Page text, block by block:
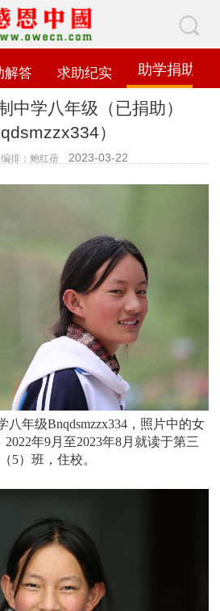
解答 求助纪实 助学捐助
中学八年级（已捐助）
）
排：鲍红蓓 2023-03-22
八年级Bnqdsmzzx334，照片中的女
2022年9月至2023年8月就读于第三
（5）班 ，住校。